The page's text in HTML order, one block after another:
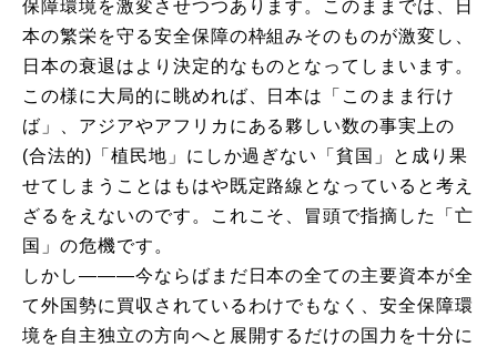
保障環境を激変させつつあります。このままでは、日
本の繁栄を守る安全保障の枠組みそのものが激変し、
日本の衰退はより決定的なものとなってしまいます。
この様に大局的に眺めれば、日本は「このまま行け
ば」、アジアやアフリカにある夥しい数の事実上の
(合法的)「植民地」にしか過ぎない「貧国」と成り果
せてしまうことはもはや既定路線となっていると考え
ざるをえないのです。これこそ、冒頭で指摘した「亡
国」の危機です。
しかし―――今ならばまだ日本の全ての主要資本が全
て外国勢に買収されているわけでもなく、安全保障環
境を自主独立の方向へと展開するだけの国力を十分に